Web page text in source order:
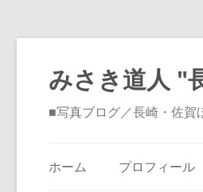
みさき道人 "
■写真ブログ／長崎・佐賀
ホーム プロフィール